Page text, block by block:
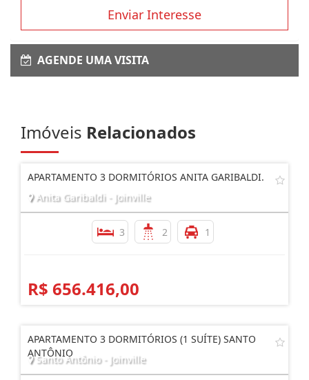
Enviar Interesse
AGENDE UMA VISITA
Imóveis Relacionados
APARTAMENTO 3 DORMITÓRIOS ANITA GARIBALDI.
Anita Garibaldi - Joinville
3 2 1
R$ 656.416,00
APARTAMENTO 3 DORMITÓRIOS (1 SUÍTE) SANTO
ANTÔNIO
Santo Antônio - Joinville